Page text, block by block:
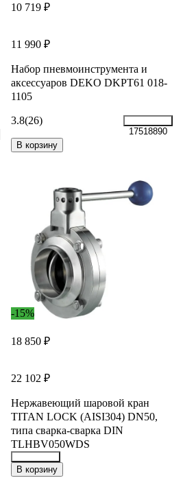
10 719 ₽
11 990 ₽
Набор пневмоинструмента и
аксессуаров DEKO DKPT61 018-
1105
3.8(26)
17518890
В корзину
-15%
18 850 ₽
22 102 ₽
Нержавеющий шаровой кран
TITAN LOCK (AISI304) DN50,
типа сварка-сварка DIN
TLHBV050WDS
24985785
В корзину